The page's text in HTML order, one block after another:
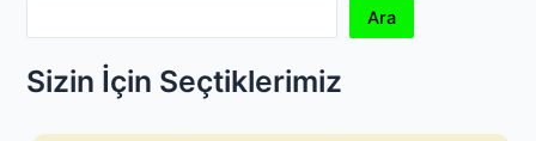
Ara
Sizin İçin Seçtiklerimiz